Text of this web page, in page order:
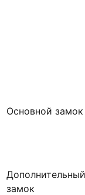
Основной замок
Дополнительный
замок